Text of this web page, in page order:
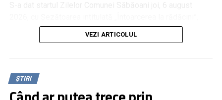
dedicată săbăonenilor veniți din diaspora, pentru a se
reuni cu familia și cu prietenii rămași în comunitate.
pregătite pentru cei care au trecut pragul șezătorii.
VEZI ARTICOLUL
ȘTIRI